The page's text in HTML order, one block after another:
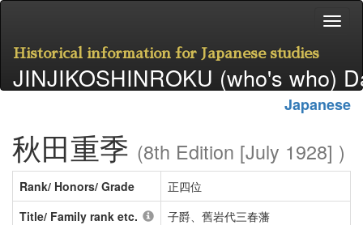
Historical information for Japanese studies
JINJIKOSHINROKU (who's who)
Japanese
秋田重季 (8th Edition [July 1928] )
Rank/ Honors/ Grade
正四位
Title/ Family rank etc.
子爵、舊岩代三春藩